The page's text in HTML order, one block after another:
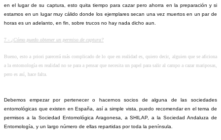
en el lugar de su captura, esto quita tiempo para cazar pero ahorra en la preparación y si
estamos en un lugar muy cálido donde los ejemplares secan una vez muertos en un par de
horas es un adelanto, en fin, sobre trucos no hay nada dicho aun.
7 - ¿Cómo puedo obtener un permiso de captura?
Bueno, esto a priori parecerá más complicado de lo que en realidad es, quiero decir, alguien que se aficiona
a la entomología en realidad no se para a pensar que necesita un papel para salir al campo a cazar mariposas,
pero es así, hace falta.
Debemos empezar por pertenecer o hacernos socios de alguna de las sociedades
entomológicas que existen en España, así a simple vista, puedo recomendar en el tema de
permisos a la Sociedad Entomológica Aragonesa, a SHILAP, a la Sociedad Andaluza de
Entomología, y un largo número de ellas repartidas por toda la península.